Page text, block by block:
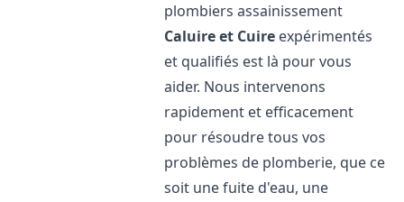
plombiers assainissement
Caluire et Cuire expérimentés
et qualifiés est là pour vous
aider. Nous intervenons
rapidement et efficacement
pour résoudre tous vos
problèmes de plomberie, que ce
soit une fuite d'eau, une